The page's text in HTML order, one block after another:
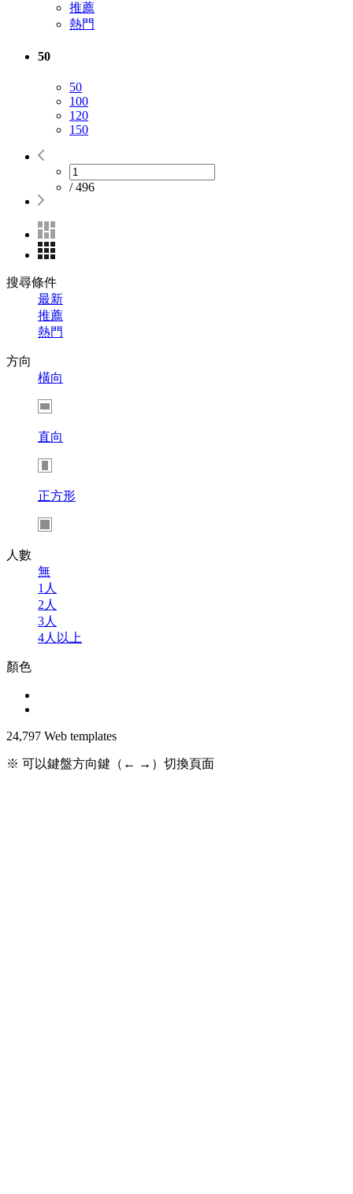
推薦
熱門
50
50
100
120
150
/496
搜尋條件
最新
推薦
熱門
方向
橫向
直向
正方形
人數
無
1人
2人
3人
4人以上
顏色
24,797 Web templates
※ 可以鍵盤方向鍵（← →）切換頁面